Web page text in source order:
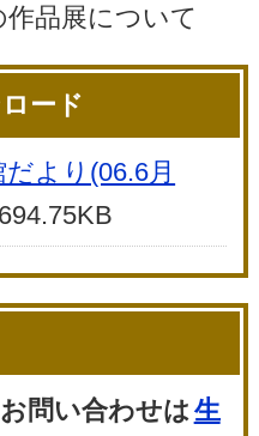
品展について
ード
より(06.6月
問い合わせは 生